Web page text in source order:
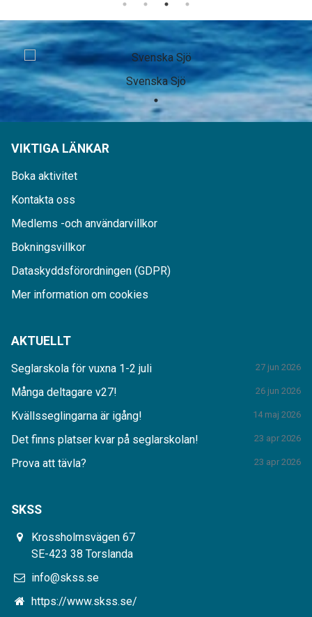
Svenska Sjö
VIKTIGA LÄNKAR
Boka aktivitet
Kontakta oss
Medlems -och användarvillkor
Bokningsvillkor
Dataskyddsförordningen (GDPR)
Mer information om cookies
AKTUELLT
Seglarskola för vuxna 1-2 juli 27 jun 2026
Många deltagare v27! 26 jun 2026
Kvällsseglingarna är igång! 14 maj 2026
Det finns platser kvar på seglarskolan! 23 apr 2026
Prova att tävla? 23 apr 2026
SKSS
Krossholmsvägen 67
SE-423 38 Torslanda
info@skss.se
https://www.skss.se/